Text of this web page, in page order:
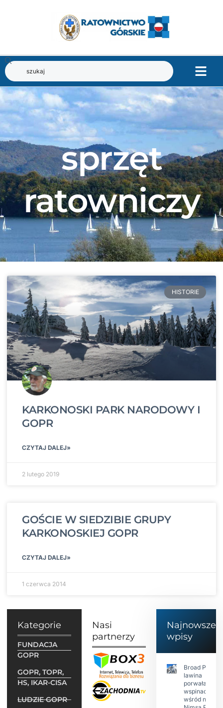
sprzęt
ratowniczy
HISTORIE
KARKONOSKI PARK NARODOWY I
GOPR
CZYTAJ DALEJ»
2 lutego 2019
GOŚCIE W SIEDZIBIE GRUPY
KARKONOSKIEJ GOPR
CZYTAJ DALEJ»
1 czerwca 2014
Kategorie
FUNDACJA
GOPR
GOPR, TOPR,
HS, IKAR-CISA
LUDZIE GOPR
Nasi
partnerzy
Najnowsze
wpisy
Broad Peak:
lawina
porwała 10
wspinaczy,
wśród nich